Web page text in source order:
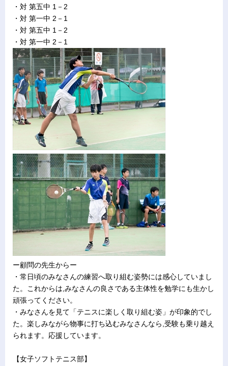
・対 第五中 1－2
・対 第一中 2－1
・対 第五中 1－2
・対 第一中 2－1
ー顧問の先生からー
・常日頃のみなさんの練習へ取り組む姿勢には感心していまし
た。これからは,みなさんの良さである主体性を勉学にも生かし
頑張ってください。
・みなさんを見て「テニスに楽しく取り組む姿」が印象的でし
た。楽しみながら物事に打ち込むみなさんなら,受験も乗り越え
られます。応援しています。
【女子ソフトテニス部】